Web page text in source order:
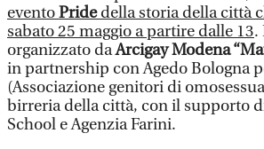
eventoPridedella storia della città
sabato 25 maggio a partire dalle 13.
organizzato daArcigay Modena
in partnership con Agedo Bologna
(Associazione genitori di
birreria della città, con il supporto
School e Agenzia Farini.